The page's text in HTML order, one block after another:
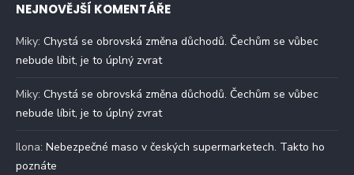
NEJNOVĚJŠÍ KOMENTÁŘE
Miky: Chystá se obrovská změna důchodů. Čechům se vůbec
nebude líbit, je to úplný zvrat
Miky: Chystá se obrovská změna důchodů. Čechům se vůbec
nebude líbit, je to úplný zvrat
Ilona: Nebezpečné maso v českých supermarketech. Takto ho
poznáte